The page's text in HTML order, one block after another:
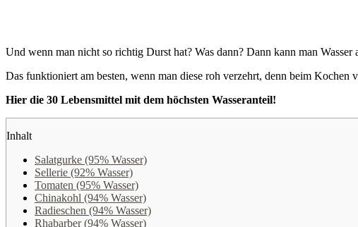
Und wenn man nicht so richtig Durst hat? Was dann? Dann kann man Wasser
Das funktioniert am besten, wenn man diese roh verzehrt, denn beim Kochen
Hier die 30 Lebensmittel mit dem höchsten Wasseranteil!
Inhalt
Salatgurke (95% Wasser)
Sellerie (92% Wasser)
Tomaten (95% Wasser)
Chinakohl (94% Wasser)
Radieschen (94% Wasser)
Rhabarber (94% Wasser)